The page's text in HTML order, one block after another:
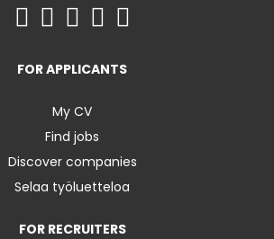
FOR APPLICANTS
My CV
Find jobs
Discover companies
Selaa työluetteloa
FOR RECRUITERS